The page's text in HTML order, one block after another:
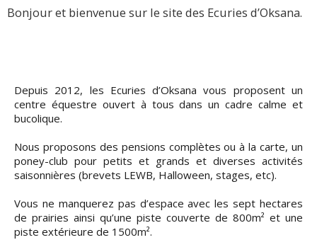
Bonjour et bienvenue sur le site des Ecuries d’Oksana.
Depuis 2012, les Ecuries d’Oksana vous proposent un
centre équestre ouvert à tous dans un cadre calme et
bucolique.
Nous proposons des pensions complètes ou à la carte, un
poney-club pour petits et grands et diverses activités
saisonnières (brevets LEWB, Halloween, stages, etc).
Vous ne manquerez pas d’espace avec les sept hectares
de prairies ainsi qu’une piste couverte de 800m² et une
piste extérieure de 1500m².